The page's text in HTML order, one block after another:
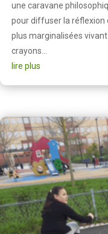
une caravane
pour diffuser la réflexion
plus marginalisées
crayons...
lire plus